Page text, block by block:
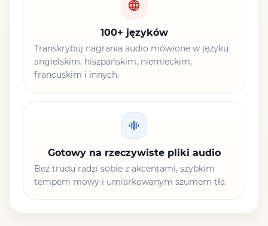
100+ języków
Transkrybuj nagrania audio mówione w języku
angielskim, hiszpańskim, niemieckim,
francuskim i innych.
Gotowy na rzeczywiste pliki audio
Bez trudu radzi sobie z akcentami, szybkim
tempem mowy i umiarkowanym szumem tła.